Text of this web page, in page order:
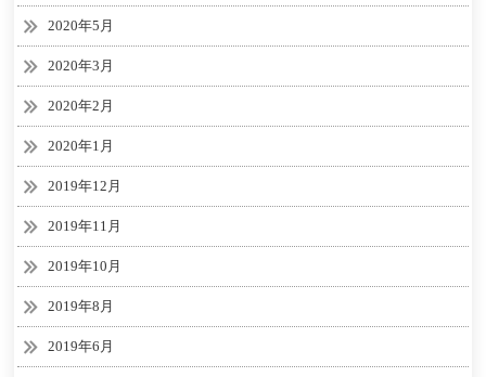
2020年5月
2020年3月
2020年2月
2020年1月
2019年12月
2019年11月
2019年10月
2019年8月
2019年6月